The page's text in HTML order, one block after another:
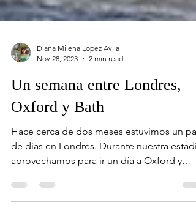
Nov 28, 2023
2 min read
Un semana entre Londres,
Oxford y Bath
Hace cerca de dos meses estuvimos un par
aprovechamos para ir un día a Oxford y
pasar el fin...